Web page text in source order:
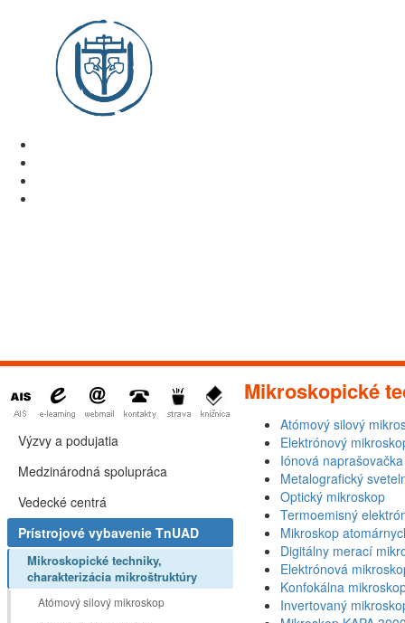
Mikroskopické
Atómový silový
Elektrónový
Iónová
Metalografický
Optický mikroskop
Termoemisný
Mikroskop
Digitálny merací
Elektrónová
Konfokálna
Invertovaný
Výzvy a podujatia
Medzinárodná spolupráca
Vedecké centrá
Prístrojové vybavenie TnUAD
Mikroskopické techniky,
charakterizácia mikroštruktúry
Atómový silový mikroskop